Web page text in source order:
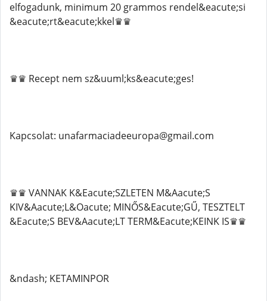
elfogadunk, minimum 20 grammos rendel&eacute;si
&eacute;rt&eacute;kkel♛♛
♛♛ Recept nem sz&uuml;ks&eacute;ges!
Kapcsolat: unafarmaciadeeuropa@gmail.com
♛♛ VANNAK K&Eacute;SZLETEN M&Aacute;S
KIV&Aacute;L&Oacute; MINŐS&Eacute;GŰ, TESZTELT
&Eacute;S BEV&Aacute;LT TERM&Eacute;KEINK IS♛♛
&ndash; KETAMINPOR